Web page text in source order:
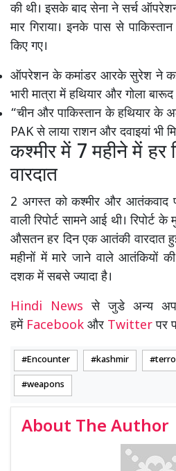
की थी। इसके बाद सेना ने सर्च
मार गिराया। इनके पास से
किए गए।
ऑपरेशन के कमांडर आरके सुरेश ने
भारी मात्रा में हथियार और गोला बारूद
“चीन और पाकिस्तान के हथियार के
PAK से लाया राशन और दवाइयां भी
कश्मीर में 7 महीने में
वारदात
2 अगस्त को कश्मीर और आतंकवाद
वाली रिपोर्ट सामने आई थी। रिपोर्ट
औसतन हर दिन एक आतंकी वारदात हुई
महीनों में मारे जाने वाले आतंकियों
दशक में सबसे ज्यादा है।
Hindi Newsसे जुडे अन्य
हमें Facebook और Twitterपर
Encounter kashmir
weapons
About The Author